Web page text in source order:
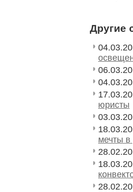
Другие
юристы
мечты в